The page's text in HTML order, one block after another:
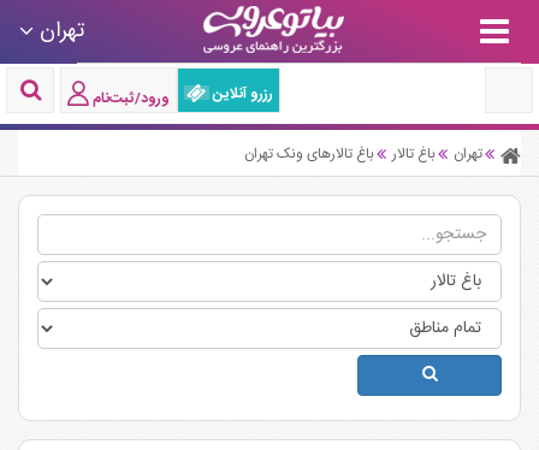
تهران
رزرو آنلاین ورود/ثبت‌نام
تهران باغ تالار باغ تالارهای ونک تهران